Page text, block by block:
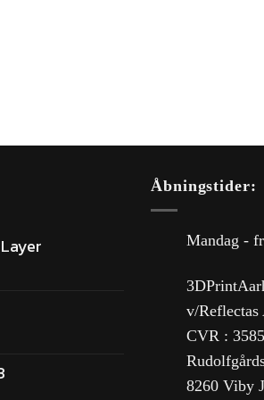
Åbningstider:
Mandag -
v/Reflectas
CVR :
8260 Viby J